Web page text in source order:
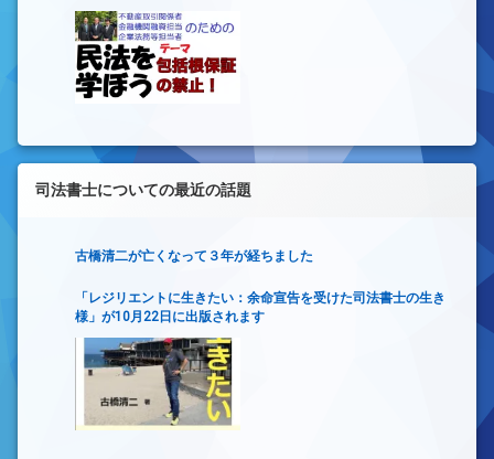
司法書士についての最近の話題
古橋清二が亡くなって３年が経ちました
「レジリエントに生きたい：余命宣告を受けた司法書士の生き
様」が10月22日に出版されます